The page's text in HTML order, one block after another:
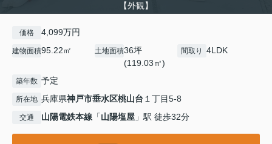
【外観】
価格 4,099万円
建物面積95.22㎡ 土地面積36坪
(119.03㎡)
間取り 4LDK
築年数 予定
所在地 兵庫県神戸市垂水区桃山台 １丁目5-8
交通 山陽電鉄本線 「山陽塩屋 」駅 徒歩32分